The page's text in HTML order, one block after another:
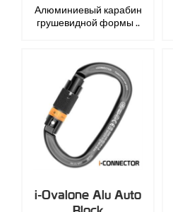
Алюминиевый карабин
грушевидной формы ..
i-Ovalone Alu Auto